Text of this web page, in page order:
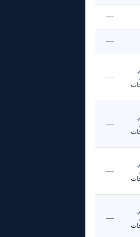
----
----
----
----
----
----